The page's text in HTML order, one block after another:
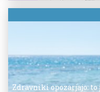
Zdravniki opozarjajo: to